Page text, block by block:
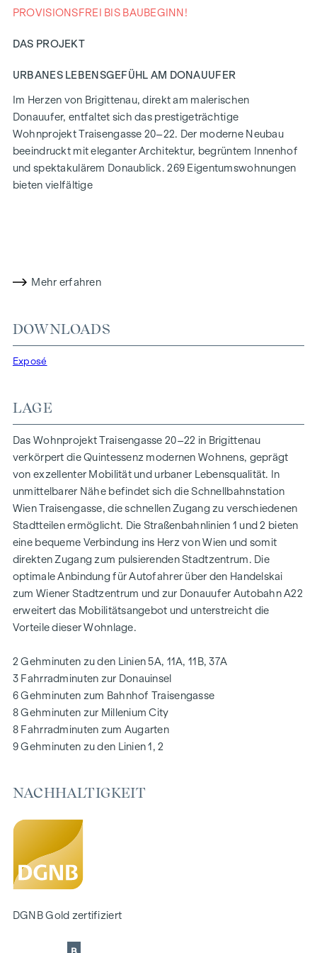
PROVISIONSFREI BIS BAUBEGINN!
DAS PROJEKT
URBANES LEBENSGEFÜHL AM DONAUUFER
Im Herzen von Brigittenau, direkt am malerischen
Donauufer, entfaltet sich das prestigeträchtige
Wohnprojekt Traisengasse 20–22. Der moderne Neubau
beeindruckt mit eleganter Architektur, begrüntem Innenhof
und spektakulärem Donaublick. 269 Eigentumswohnungen
bieten vielfältige
In der Traisengasse 20–22 vereinen sich Ästhetik und
Funktionalität in jeder Wohneinheit. Mit intelligenten
Grundrissen, die von gemütlichen Einzimmerapartments bis
stilvolle Markenfliesen veredeln das Interieur, während die
Fußbodenheizung, gespeist durch umweltfreundliche
Fernwärme, für ein behagliches Raumklima sorgt.
Außenliegender, elektrischer Sonnenschutz und
Klimaanlagen in den Dachgeschoßwohnungen
gewährleisten ein angenehmes Wohnambiente, selbst an
den heißesten Tagen.
AUSSTATTUNG
Eichenparkettböden
Stilvolle Markenfliesen
Außenliegender, elektrischer Sonnenschutz
Klimaanlage im DG
Photovoltaikanlage am Dach
Digitale Gegensprechanlage und
schwarzes Brett über Handyapp
Smarte Hausverwaltungs-App „puck“
HIGHLIGHTS
Gärten, Balkone, Loggien, Dachterrassen
166 Tiefgaragenstellplätze
Ideal für Anleger und Eigennutzer
DGNB Gold Nachhaltigkeits-Vorzertifikat
Lage direkt an der malerischen Donau
NACHHALTIGKEIT
Mehr erfahren
DOWNLOADS
Exposé
LAGE
Das Wohnprojekt Traisengasse 20–22 in Brigittenau
verkörpert die Quintessenz modernen Wohnens, geprägt
von exzellenter Mobilität und urbaner Lebensqualität. In
unmittelbarer Nähe befindet sich die Schnellbahnstation
Wien Traisengasse, die schnellen Zugang zu verschiedenen
Stadtteilen ermöglicht. Die Straßenbahnlinien 1 und 2 bieten
eine bequeme Verbindung ins Herz von Wien und somit
direkten Zugang zum pulsierenden Stadtzentrum. Die
optimale Anbindung für Autofahrer über den Handelskai
zum Wiener Stadtzentrum und zur Donauufer Autobahn A22
erweitert das Mobilitätsangebot und unterstreicht die
Vorteile dieser Wohnlage.
2 Gehminuten zu den Linien 5A, 11A, 11B, 37A
3 Fahrradminuten zur Donauinsel
6 Gehminuten zum Bahnhof Traisengasse
8 Gehminuten zur Millenium City
8 Fahrradminuten zum Augarten
9 Gehminuten zu den Linien 1, 2
NACHHALTIGKEIT
DGNB Gold zertifiziert